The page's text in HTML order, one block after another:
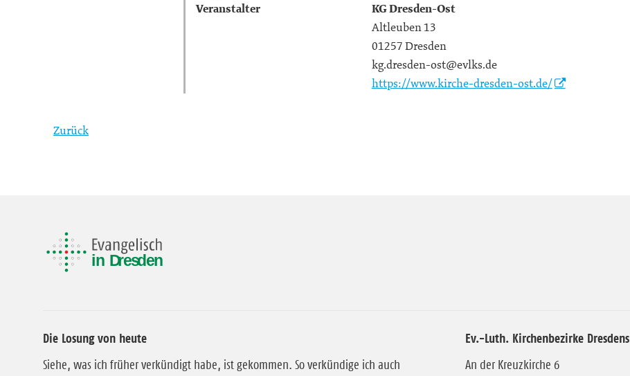
Veranstalter KG Dresden-Ost
Altleuben 13
01257 Dresden
kg.dresden-ost@evlks.de
https://www.kirche-dresden-ost.de/
Zurück
Die Losung von heute
Siehe, was ich früher verkündigt habe, ist gekommen. So verkündige ich auch
Ev.-Luth. Kirchenbezirke Dresdens
An der Kreuzkirche 6